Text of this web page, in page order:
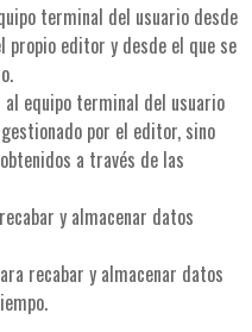
terminal del usuario desde
propio editor y desde el que se
al equipo terminal del usuario
por el editor, sino
a través de las
y almacenar datos
recabar y almacenar datos